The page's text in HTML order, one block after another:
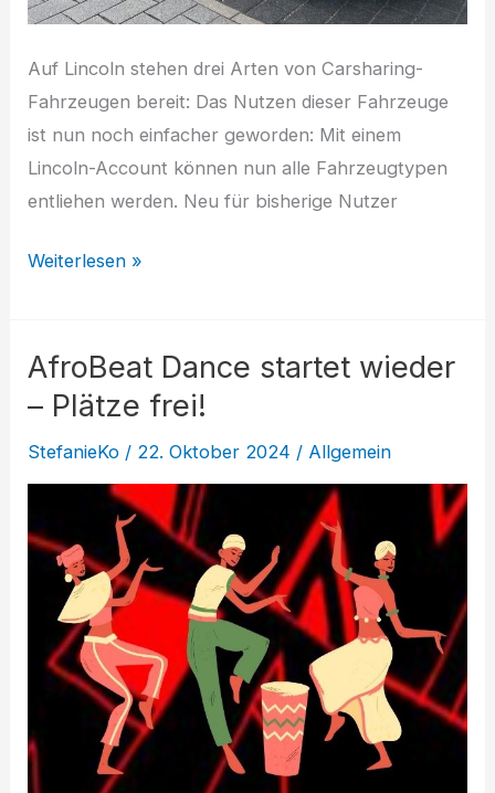
Auf Lincoln stehen drei Arten von Carsharing-
Fahrzeugen bereit: Das Nutzen dieser Fahrzeuge
ist nun noch einfacher geworden: Mit einem
Lincoln-Account können nun alle Fahrzeugtypen
entliehen werden. Neu für bisherige Nutzer
Carsharing
Weiterlesen »
AfroBeat Dance startet wieder
– Plätze frei!
StefanieKo / 22. Oktober 2024 / Allgemein